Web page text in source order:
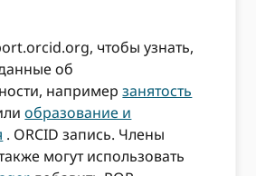
чтобы узнать,
об
напримерзанятость
образование и
. ORCID запись. Члены
могут использовать